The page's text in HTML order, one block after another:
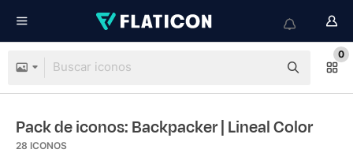
0
Pack de iconos: Backpacker| Lineal Color
28 ICONOS